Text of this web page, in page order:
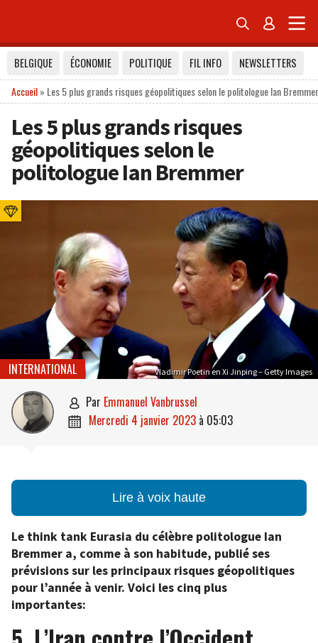
 
BELGIQUE ÉCONOMIE POLITIQUE FIL INFO
NEWSLETTERS
Accueil» Les 5 plus grands risques géopolitiques selon le politologue Ian Bremmer
Les 5 plus grands risques
géopolitiques selon le
politologue Ian Bremmer
Vladimir Poetin en Xi Jinping – Getty Images
INTERNATIONAL
 par Emmanuel Vanbrussel
 mercredi 4 janvier 2023 à 05:03
Lire à voix haute
Le think tank Eurasia du célèbre politologue Ian
Bremmer a, comme à son habitude, publié ses
prévisions sur les principaux risques géopolitiques
pour l’année à venir. Voici les cinq plus
importantes: